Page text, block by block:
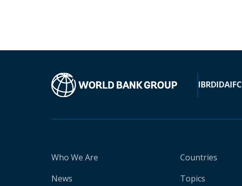
IBRDIDAIFC
Who We Are
News
Countries
Topics